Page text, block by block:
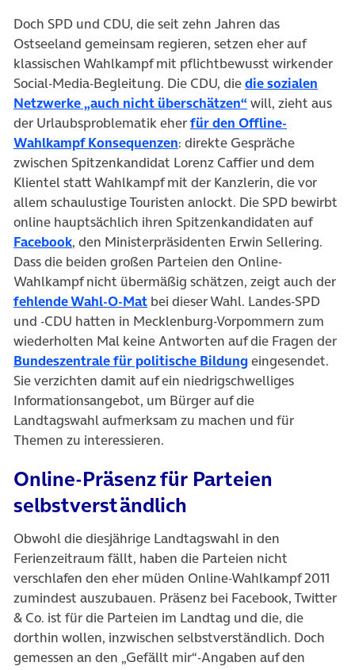
Doch SPD und CDU, die seit zehn Jahren das
Ostseeland gemeinsam regieren, setzen eher auf
klassischen Wahlkampf mit pflichtbewusst wirkender
Social-Media-Begleitung. Die CDU, diedie sozialen
Netzwerke „auch nicht überschätzen“ will, zieht aus
der Urlaubsproblematik eherfür den Offline-
Wahlkampf Konsequenzen: direkte Gespräche
zwischen Spitzenkandidat Lorenz Caffier und dem
Klientel statt Wahlkampf mit der Kanzlerin, die vor
allem schaulustige Touristen anlockt. Die SPD bewirbt
online hauptsächlich ihren Spitzenkandidaten auf
Facebook, den Ministerpräsidenten Erwin Sellering.
Dass die beiden großen Parteien den Online-
Wahlkampf nicht übermäßig schätzen, zeigt auch der
fehlende Wahl-O-Mat bei dieser Wahl. Landes-SPD
und -CDU hatten in Mecklenburg-Vorpommern zum
wiederholten Mal keine Antworten auf die Fragen der
Bundeszentrale für politische Bildungeingesendet.
Sie verzichten damit auf ein niedrigschwelliges
Informationsangebot, um Bürger auf die
Landtagswahl aufmerksam zu machen und für
Themen zu interessieren.
Online-Präsenz für Parteien
selbstverständlich
Obwohl die diesjährige Landtagswahl in den
Ferienzeitraum fällt, haben die Parteien nicht
verschlafen den eher müden Online-Wahlkampf 2011
zumindest auszubauen. Präsenz bei Facebook, Twitter
& Co. ist für die Parteien im Landtag und die, die
dorthin wollen, inzwischen selbstverständlich. Doch
gemessen an den „Gefällt mir“-Angaben auf den